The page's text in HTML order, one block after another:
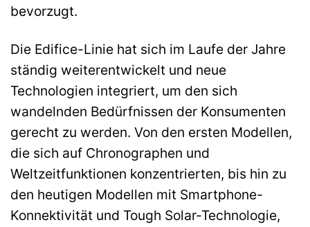
bevorzugt.
Die Edifice-Linie hat sich im Laufe der Jahre
ständig weiterentwickelt und neue
Technologien integriert, um den sich
wandelnden Bedürfnissen der Konsumenten
gerecht zu werden. Von den ersten Modellen,
die sich auf Chronographen und
Weltzeitfunktionen konzentrierten, bis hin zu
den heutigen Modellen mit Smartphone-
Konnektivität und Tough Solar-Technologie,